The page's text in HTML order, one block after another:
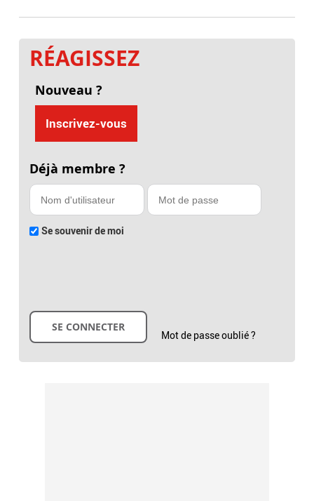
RÉAGISSEZ
Nouveau ?
Inscrivez-vous
Déjà membre ?
Se souvenir de moi
Mot de passe oublié ?